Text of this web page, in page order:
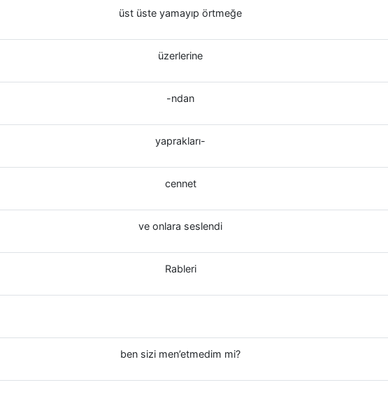
üst üste yamayıp örtmeğe
üzerlerine
-ndan
yaprakları-
cennet
ve onlara seslendi
Rableri
ben sizi men’etmedim mi?